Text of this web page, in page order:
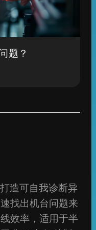
题？
造可自我诊断异
找出机台问题来
效率，适用于半